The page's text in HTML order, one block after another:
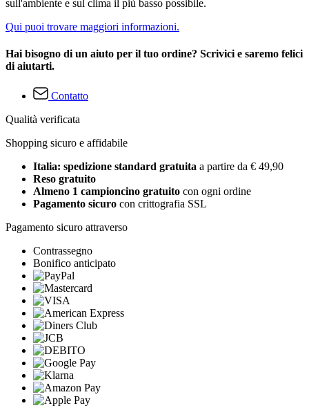
sull'ambiente e sul clima il più basso possibile.
Qui puoi trovare maggiori informazioni.
Hai bisogno di un aiuto per il tuo ordine? Scrivici e saremo felici
di aiutarti.
Contatto
Qualità verificata
Shopping sicuro e affidabile
Italia: spedizione standard gratuita a partire da € 49,90
Reso gratuito
Almeno 1 campioncino gratuito con ogni ordine
Pagamento sicuro con crittografia SSL
Pagamento sicuro attraverso
Contrassegno
Bonifico anticipato